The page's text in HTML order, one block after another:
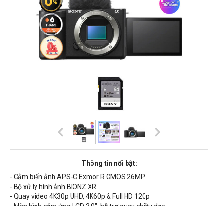
Thông tin nổi bật:
- Cảm biến ảnh APS-C Exmor R CMOS 26MP
- Bộ xử lý hình ảnh BIONZ XR
- Quay video 4K30p UHD, 4K60p & Full HD 120p